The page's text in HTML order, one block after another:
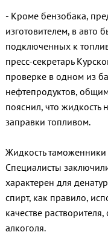
- Кроме бензобака,
изготовителем, в авто
подключенных к
пресс-секретарь
проверке в одном из
нефтепродуктов,
пояснил, что жидкость
заправки топливом.
Жидкость таможенники
Специалисты
характерен для
спирт, как правило,
качестве
алкоголя.